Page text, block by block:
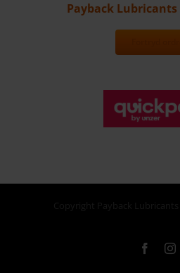
Payback